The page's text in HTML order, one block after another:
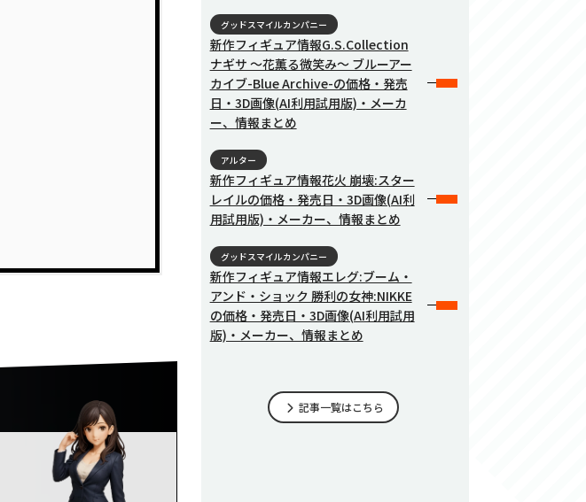
グッドスマイルカンパニー
新作フィギュア情報G.S.Collection
ナギサ 〜花薫る微笑み〜 ブルーアー
カイブ-Blue Archive-の価格・発売
日・3D画像(AI利用試用版)・メーカ
ー、情報まとめ
アルター
新作フィギュア情報花火 崩壊:スター
レイルの価格・発売日・3D画像(AI利
用試用版)・メーカー、情報まとめ
グッドスマイルカンパニー
新作フィギュア情報エレグ:ブーム・
アンド・ショック 勝利の女神:NIKKE
の価格・発売日・3D画像(AI利用試用
版)・メーカー、情報まとめ
記事一覧はこちら